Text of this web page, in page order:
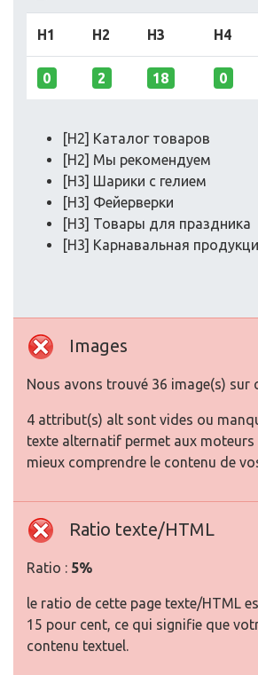
H1 H2 H3 H4
0 2 18 0
[H2] Каталог товаров
[H2] Мы рекомендуем
[H3] Шарики с гелием
[H3] Фейерверки
[H3] Товары для праздника
[H3] Карнавальная
Images
Nous avons trouvé 36 image(s) sur
4 attribut(s) alt sont vides ou
texte alternatif permet aux moteurs
mieux comprendre le contenu de
Ratio texte/HTML
Ratio : 5%
le ratio de cette page texte/HTML
15 pour cent, ce qui signifie que
contenu textuel.